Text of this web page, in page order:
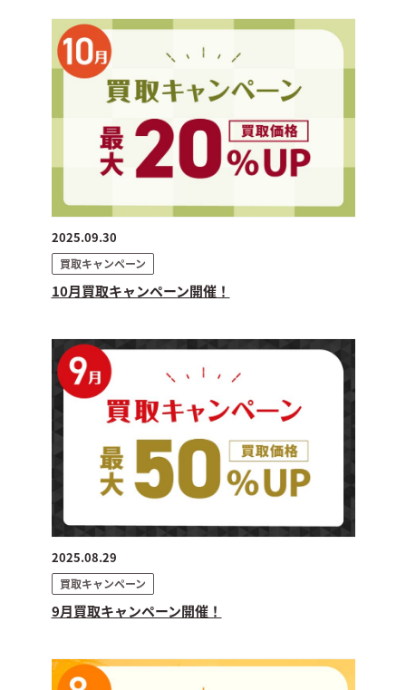
2025.09.30
買取キャンペーン
10月買取キャンペーン開催！
2025.08.29
買取キャンペーン
9月買取キャンペーン開催！